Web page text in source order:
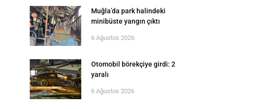
Muğla’da park halindeki
minibüste yangın çıktı
6 Ağustos 2026
Otomobil börekçiye girdi: 2
yaralı
6 Ağustos 2026